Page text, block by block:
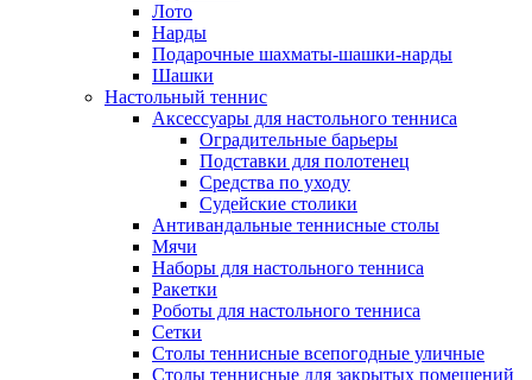
Лото
Нарды
Подарочные шахматы-шашки-нарды
Шашки
Настольный теннис
Аксессуары для настольного тенниса
Оградительные барьеры
Подставки для полотенец
Средства по уходу
Судейские столики
Антивандальные теннисные столы
Мячи
Наборы для настольного тенниса
Ракетки
Роботы для настольного тенниса
Сетки
Столы теннисные всепогодные уличные
Столы теннисные для закрытых помещений